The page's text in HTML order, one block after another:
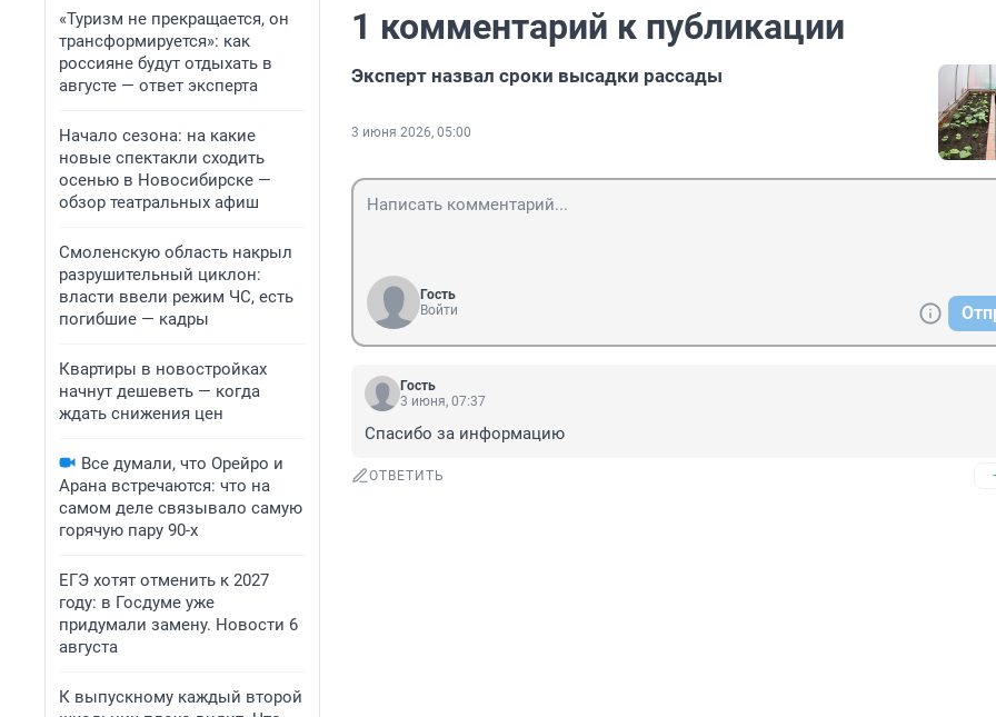
«Туризм не прекращается, он
трансформируется»: как
россияне будут отдыхать в
августе — ответ эксперта
Начало сезона: на какие
новые спектакли сходить
осенью в Новосибирске —
обзор театральных афиш
Смоленскую область накрыл
разрушительный циклон:
власти ввели режим ЧС, есть
погибшие — кадры
Квартиры в новостройках
начнут дешеветь — когда
ждать снижения цен
Все думали, что Орейро и
Арана встречаются: что на
самом деле связывало самую
горячую пару 90-х
ЕГЭ хотят отменить к 2027
году: в Госдуме уже
придумали замену. Новости 6
августа
К выпускному каждый второй
1 комментарий к публикации
Эксперт назвал сроки высадки рассады
3 июня 2026, 05:00
Гость
Войти
Гость
3 июня, 07:37
Спасибо за информацию
ОТВЕТИТЬ